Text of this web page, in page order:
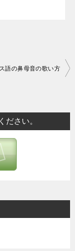
語の鼻母音の歌い方
ださい。